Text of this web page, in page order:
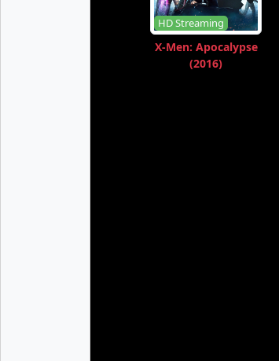
HD Streaming
X-Men: Apocalypse
(2016)